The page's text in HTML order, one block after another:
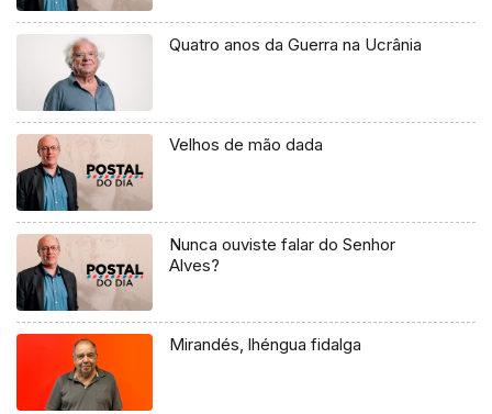
Quatro anos da Guerra na Ucrânia
Velhos de mão dada
Nunca ouviste falar do Senhor
Alves?
Mirandés, lhéngua fidalga